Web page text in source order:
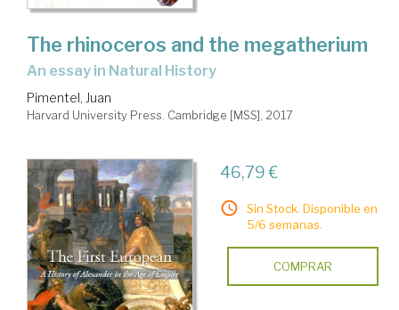
The rhinoceros and the megatherium
an essay in Natural History
Pimentel, Juan
Harvard University Press. Cambridge [MSS], 2017
46,79 €
Sin Stock. Disponible en
5/6 semanas.
COMPRAR